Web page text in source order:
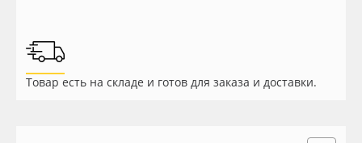
Доставка
Листовые материалы
Товар есть на складе и готов для заказа и доставки.